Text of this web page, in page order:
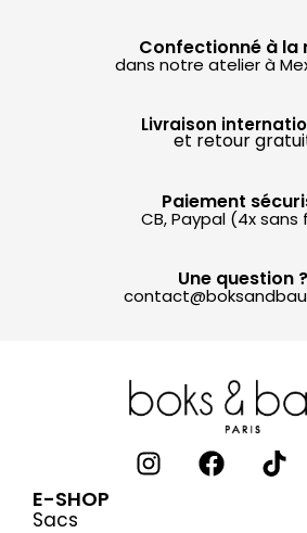
Confectionné à la
dans notre atelier à
Une question ?
Livraison
et retour
Paiement
CB, Paypal (4x sans
E-SHOP
Sacs